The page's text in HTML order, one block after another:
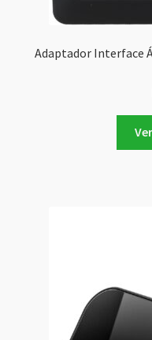
Adaptador Interface